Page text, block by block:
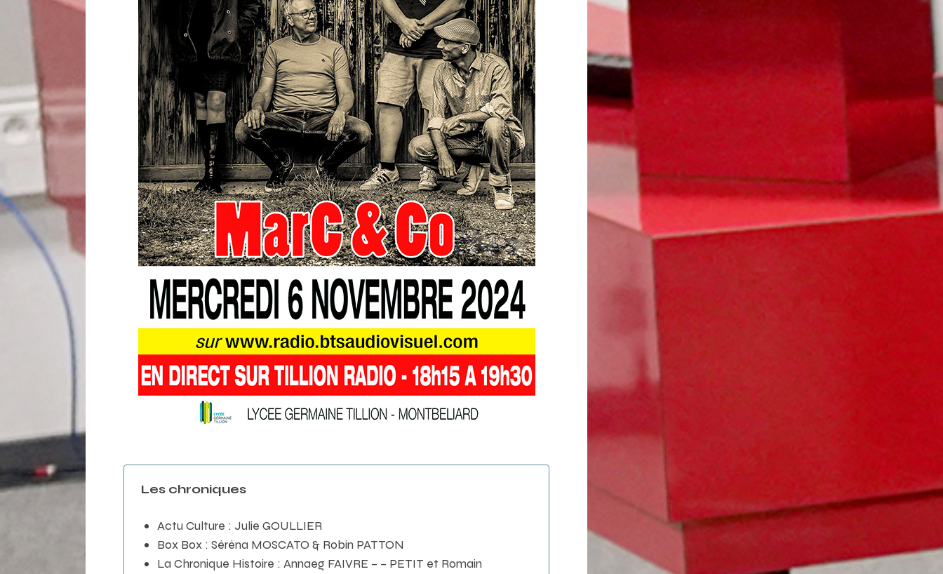
Les chroniques
Actu Culture : Julie GOULLIER
Box Box : Séréna MOSCATO & Robin PATTON
La Chronique Histoire : Annaeg FAIVRE – – PETIT et Romain